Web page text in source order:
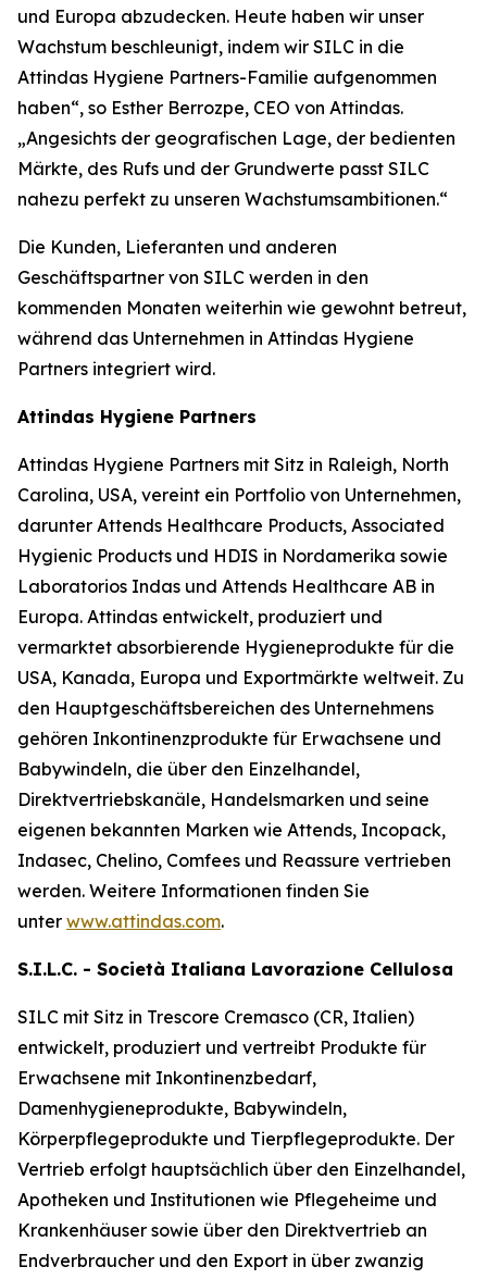
und Europa abzudecken. Heute haben wir unser
Wachstum beschleunigt, indem wir SILC in die
Attindas Hygiene Partners-Familie aufgenommen
haben“, so Esther Berrozpe, CEO von Attindas.
„Angesichts der geografischen Lage, der bedienten
Märkte, des Rufs und der Grundwerte passt SILC
nahezu perfekt zu unseren Wachstumsambitionen.“
Die Kunden, Lieferanten und anderen
Geschäftspartner von SILC werden in den
kommenden Monaten weiterhin wie gewohnt betreut,
während das Unternehmen in Attindas Hygiene
Partners integriert wird.
Attindas Hygiene Partners
Attindas Hygiene Partners mit Sitz in Raleigh, North
Carolina, USA, vereint ein Portfolio von Unternehmen,
darunter Attends Healthcare Products, Associated
Hygienic Products und HDIS in Nordamerika sowie
Laboratorios Indas und Attends Healthcare AB in
Europa. Attindas entwickelt, produziert und
vermarktet absorbierende Hygieneprodukte für die
USA, Kanada, Europa und Exportmärkte weltweit. Zu
den Hauptgeschäftsbereichen des Unternehmens
gehören Inkontinenzprodukte für Erwachsene und
Babywindeln, die über den Einzelhandel,
Direktvertriebskanäle, Handelsmarken und seine
eigenen bekannten Marken wie Attends, Incopack,
Indasec, Chelino, Comfees und Reassure vertrieben
werden. Weitere Informationen finden Sie
unter www.attindas.com.
S.I.L.C. - Società Italiana Lavorazione Cellulosa
SILC mit Sitz in Trescore Cremasco (CR, Italien)
entwickelt, produziert und vertreibt Produkte für
Erwachsene mit Inkontinenzbedarf,
Damenhygieneprodukte, Babywindeln,
Körperpflegeprodukte und Tierpflegeprodukte. Der
Vertrieb erfolgt hauptsächlich über den Einzelhandel,
Apotheken und Institutionen wie Pflegeheime und
Krankenhäuser sowie über den Direktvertrieb an
Endverbraucher und den Export in über zwanzig